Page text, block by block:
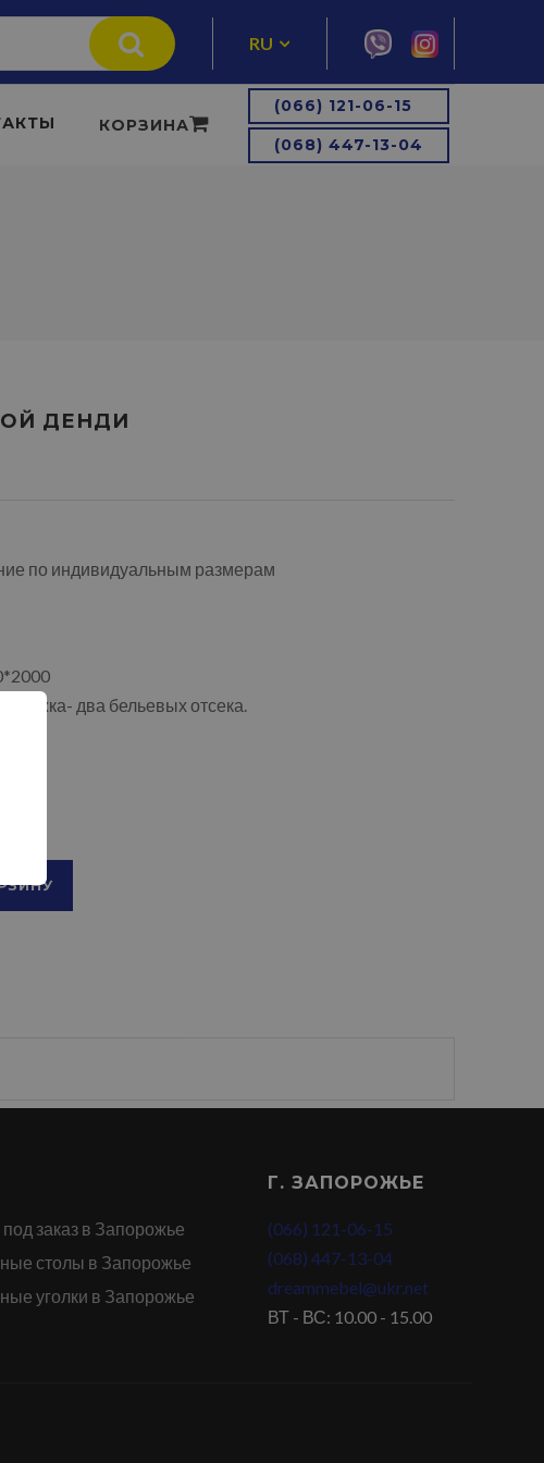
RU
(066) 121-06-15
(068) 447-13-04
КОРЗИНА
ДЕНДИ
по индивидуальным размерам
два бельевых отсека.
под заказ в Запорожье
столы в Запорожье
уголки в Запорожье
Г. ЗАПОРОЖЬЕ
(066) 121-06-15
(068) 447-13-04
dreammebel@ukr.net
ВТ - ВС: 10.00 - 15.00